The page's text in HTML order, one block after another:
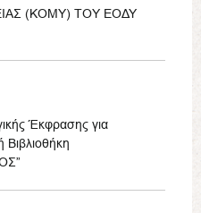
(ΚΟΜΥ) ΤΟΥ ΕΟΔΥ
Έκφρασης για
Βιβλιοθήκη